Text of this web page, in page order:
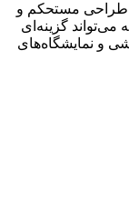
طراحی مستحکم و
گزینه‌ای
و نمایشگاه‌های